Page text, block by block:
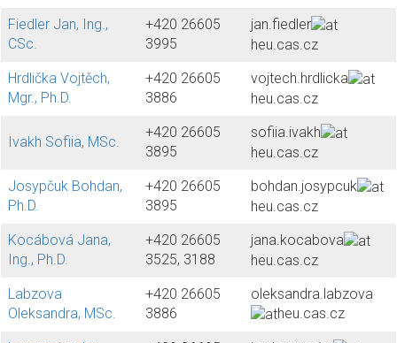
Fiedler Jan, Ing.,
CSc.
+420 26605
3995
jan.fiedler
heu.cas.cz
Hrdlička Vojtěch,
Mgr., Ph.D.
+420 26605
3886
vojtech.hrdlicka
heu.cas.cz
Ivakh Sofiia, MSc.
+420 26605
3895
sofiia.ivakh
heu.cas.cz
Josypčuk Bohdan,
Ph.D.
+420 26605
3895
bohdan.josypcuk
heu.cas.cz
Kocábová Jana,
Ing., Ph.D.
+420 26605
3525, 3188
jana.kocabova
heu.cas.cz
Labzova
Oleksandra, MSc.
+420 26605
3886
oleksandra.labzova
heu.cas.cz